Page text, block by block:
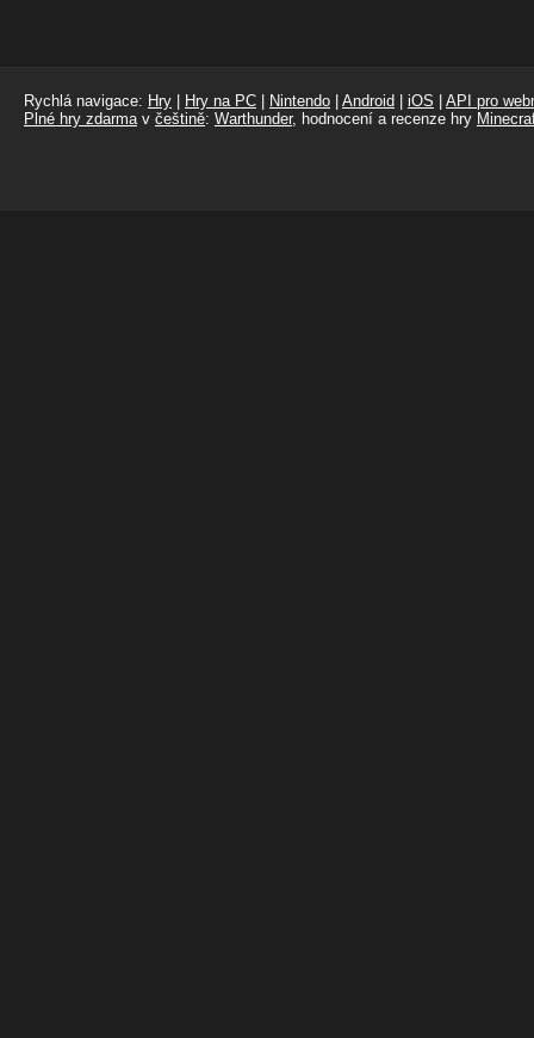
Rychlá navigace: Hry Hry na PC Nintendo Android iOS
API pro
Plné hry zdarmav češtině: Warthunder, hodnocení a recenze hry